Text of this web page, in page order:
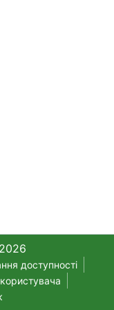
доступності